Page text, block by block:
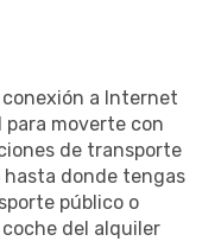
a Internet
para moverte con
de transporte
hasta donde tengas
público o
del alquiler